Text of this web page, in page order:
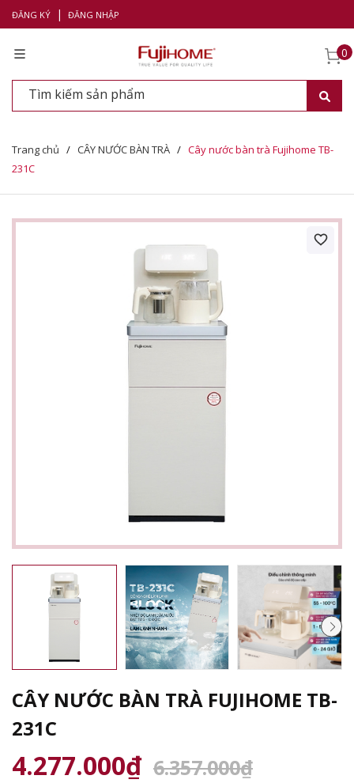
ĐĂNG KÝ | ĐĂNG NHẬP
0
Trang chủ / CÂY NƯỚC BÀN TRÀ / Cây nước bàn trà Fujihome TB-
231C
CÂY NƯỚC BÀN TRÀ FUJIHOME TB-
231C
4.277.000₫ 6.357.000₫